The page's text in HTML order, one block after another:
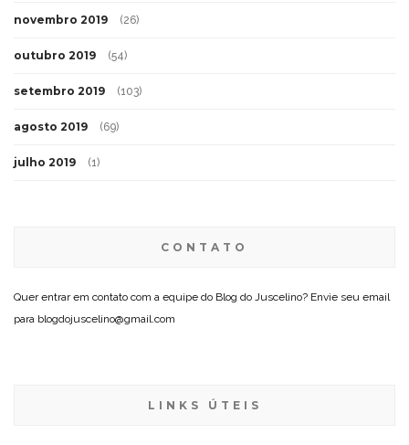
novembro 2019 (26)
outubro 2019 (54)
setembro 2019 (103)
agosto 2019 (69)
julho 2019 (1)
CONTATO
Quer entrar em contato com a equipe do Blog do Juscelino? Envie seu email
para blogdojuscelino@gmail.com
LINKS ÚTEIS